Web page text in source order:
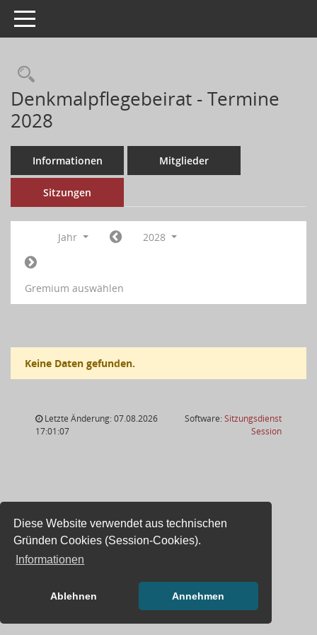
Diese Website verwendet aus technischen
Gründen Cookies (Session-Cookies).
Informationen
Ablehnen Annehmen
Toggle navigation
Denkmalpflegebeirat - Termine
2028
Informationen Mitglieder
Sitzungen
Jahr 2028
Gremium auswählen
Keine Daten gefunden.
Letzte Änderung: 07.08.2026
17:01:07
Software:Sitzungsdienst
Session(Wird in